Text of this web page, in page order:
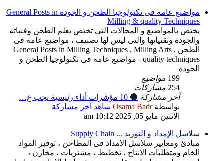
مواضيع عامه فى تكنولوجيا الطحن و الجودة General Posts in
Milling & quality Techniques
يختص بالمواضيع و المجالات التى تختص بعلم الطحن وفنياته
والجودة وتقنياتها والتى ليس لها تصنيف ، مواضيع عامه فى
الطحن General Posts in Milling Techniques , Milling Arts ,
quality techniques - مواضيع عامه فى تكنولوجيا الطحن و
الجودة
199 مواضيع
254 مشاركات
آخر مشاركة 🔴 10 مؤشرات أداء رئيسية يجب ع…
بواسطةOsama Badr شاهد آخر مشاركة
الاثنين مايو 05, 2025 10:12 am
سلاسل الإمداد و التوريد ... Supply Chain
مبادئ ومعايير سلاسل الامداد فى المطاحن ، توفير المواد
الخام ومتطلبات الانتاج ، تخطيط ، مشتريات ، مخازن ،